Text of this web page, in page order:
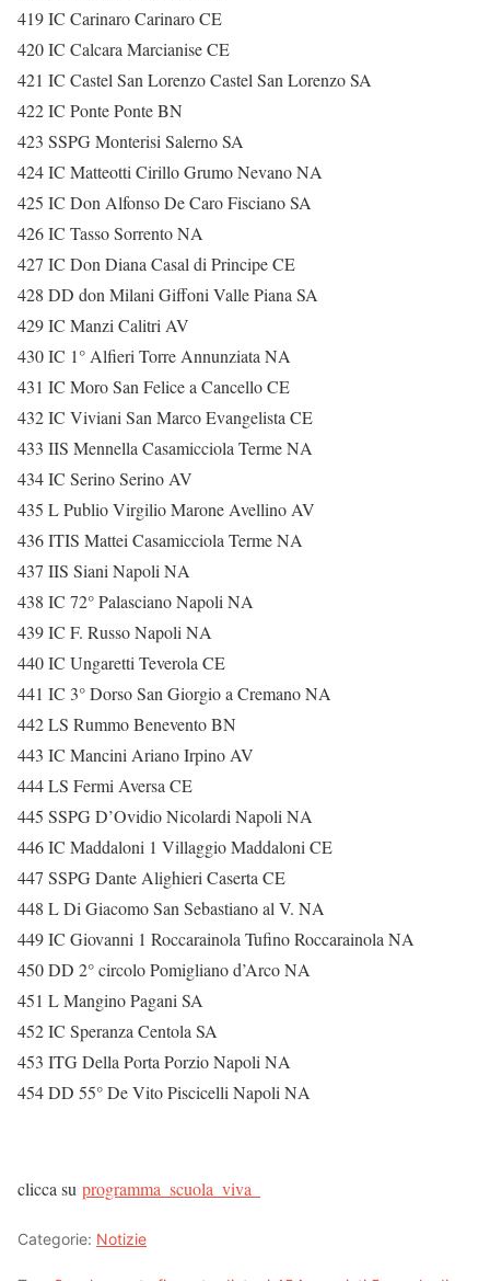
419 IC Carinaro Carinaro CE
420 IC Calcara Marcianise CE
421 IC Castel San Lorenzo Castel San Lorenzo SA
422 IC Ponte Ponte BN
423 SSPG Monterisi Salerno SA
424 IC Matteotti Cirillo Grumo Nevano NA
425 IC Don Alfonso De Caro Fisciano SA
426 IC Tasso Sorrento NA
427 IC Don Diana Casal di Principe CE
428 DD don Milani Giffoni Valle Piana SA
429 IC Manzi Calitri AV
430 IC 1° Alfieri Torre Annunziata NA
431 IC Moro San Felice a Cancello CE
432 IC Viviani San Marco Evangelista CE
433 IIS Mennella Casamicciola Terme NA
434 IC Serino Serino AV
435 L Publio Virgilio Marone Avellino AV
436 ITIS Mattei Casamicciola Terme NA
437 IIS Siani Napoli NA
438 IC 72° Palasciano Napoli NA
439 IC F. Russo Napoli NA
440 IC Ungaretti Teverola CE
441 IC 3° Dorso San Giorgio a Cremano NA
442 LS Rummo Benevento BN
443 IC Mancini Ariano Irpino AV
444 LS Fermi Aversa CE
445 SSPG D’Ovidio Nicolardi Napoli NA
446 IC Maddaloni 1 Villaggio Maddaloni CE
447 SSPG Dante Alighieri Caserta CE
448 L Di Giacomo San Sebastiano al V. NA
449 IC Giovanni 1 Roccarainola Tufino Roccarainola NA
450 DD 2° circolo Pomigliano d’Arco NA
451 L Mangino Pagani SA
452 IC Speranza Centola SA
453 ITG Della Porta Porzio Napoli NA
454 DD 55° De Vito Piscicelli Napoli NA
clicca su programma_scuola_viva_
Categorie: Notizie